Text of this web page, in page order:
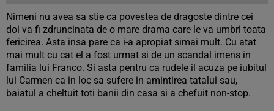
Nimeni nu avea sa stie ca povestea de dragoste dintre cei
doi va fi zdruncinata de o mare drama care le va umbri toata
fericirea. Asta insa pare ca i-a apropiat simai mult. Cu atat
mai mult cu cat el a fost urmat si de un scandal imens in
familia lui Franco. Si asta pentru ca rudele il acuza pe iubitul
lui Carmen ca in loc sa sufere in amintirea tatalui sau,
baiatul a cheltuit toti banii din casa si a chefuit non-stop.